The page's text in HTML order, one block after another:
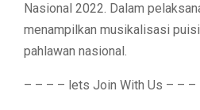
Nasional 2022. Dalam
menampilkan musikalisasi
pahlawan nasional.
– – – – lets Join With Us – –